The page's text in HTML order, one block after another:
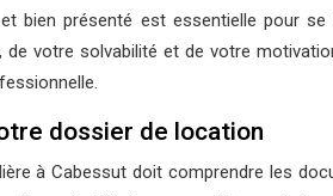
bien présenté est essentielle pour
votre solvabilité et de votre
dossier de location
à Cabessut doit comprendre les